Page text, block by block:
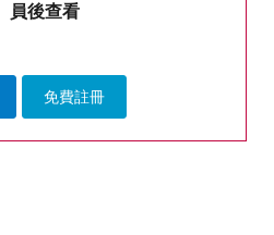
員後查看
免費註冊